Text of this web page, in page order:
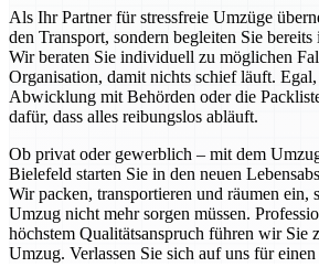
Als Ihr Partner für stressfreie Umzüge
den Transport, sondern begleiten Sie bereits
Wir beraten Sie individuell zu möglichen
Organisation, damit nichts schief läuft.
Abwicklung mit Behörden oder die
dafür, dass alles reibungslos abläuft.
Ob privat oder gewerblich – mit dem
Bielefeld starten Sie in den neuen
Wir packen, transportieren und räumen ein,
Umzug nicht mehr sorgen müssen.
höchstem Qualitätsanspruch führen wir Sie
Umzug. Verlassen Sie sich auf uns für